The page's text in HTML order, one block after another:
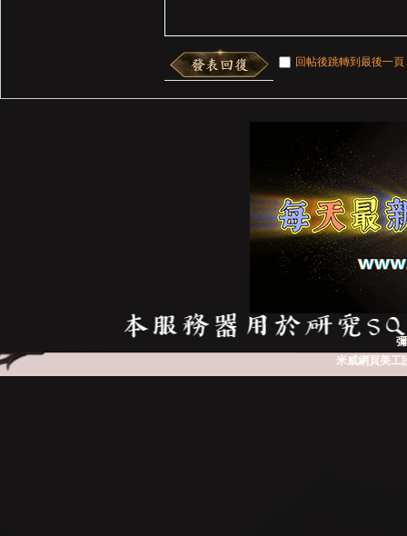
回帖後跳轉到最後一頁
米威網頁美工